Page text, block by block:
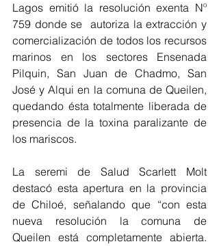
Lagos emitió la resolución exenta Nº
759 donde se  autoriza la extracción y
comercialización de todos los recursos
marinos en los sectores Ensenada
Pilquin, San Juan de Chadmo, San
José y Alqui en la comuna de Queilen,
quedando ésta totalmente liberada de
presencia de la toxina paralizante de
los mariscos.
La seremi de Salud Scarlett Molt
destacó esta apertura en la provincia
de Chiloé, señalando que “con esta
nueva resolución la comuna de
Queilen está completamente abierta.